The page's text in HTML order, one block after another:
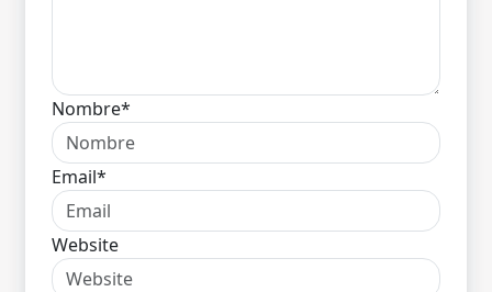
Nombre*
Email*
Website